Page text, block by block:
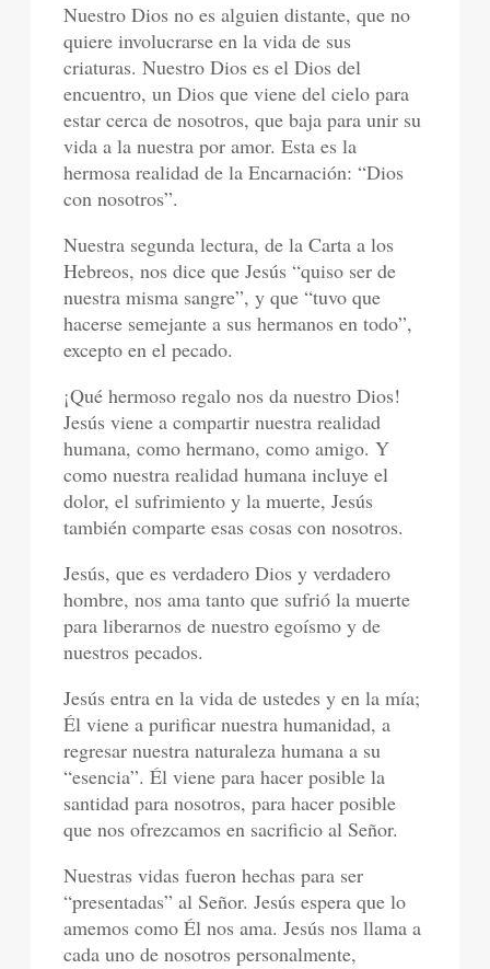
Nuestro Dios no es alguien distante, que no
quiere involucrarse en la vida de sus
criaturas. Nuestro Dios es el Dios del
encuentro, un Dios que viene del cielo para
estar cerca de nosotros, que baja para unir su
vida a la nuestra por amor. Esta es la
hermosa realidad de la Encarnación: “Dios
con nosotros”.
Nuestra segunda lectura, de la Carta a los
Hebreos, nos dice que Jesús “quiso ser de
nuestra misma sangre”, y que “tuvo que
hacerse semejante a sus hermanos en todo”,
excepto en el pecado.
¡Qué hermoso regalo nos da nuestro Dios!
Jesús viene a compartir nuestra realidad
humana, como hermano, como amigo. Y
como nuestra realidad humana incluye el
dolor, el sufrimiento y la muerte, Jesús
también comparte esas cosas con nosotros.
Jesús, que es verdadero Dios y verdadero
hombre, nos ama tanto que sufrió la muerte
para liberarnos de nuestro egoísmo y de
nuestros pecados.
Jesús entra en la vida de ustedes y en la mía;
Él viene a purificar nuestra humanidad, a
regresar nuestra naturaleza humana a su
“esencia”. Él viene para hacer posible la
santidad para nosotros, para hacer posible
que nos ofrezcamos en sacrificio al Señor.
Nuestras vidas fueron hechas para ser
“presentadas” al Señor. Jesús espera que lo
amemos como Él nos ama. Jesús nos llama a
cada uno de nosotros personalmente,